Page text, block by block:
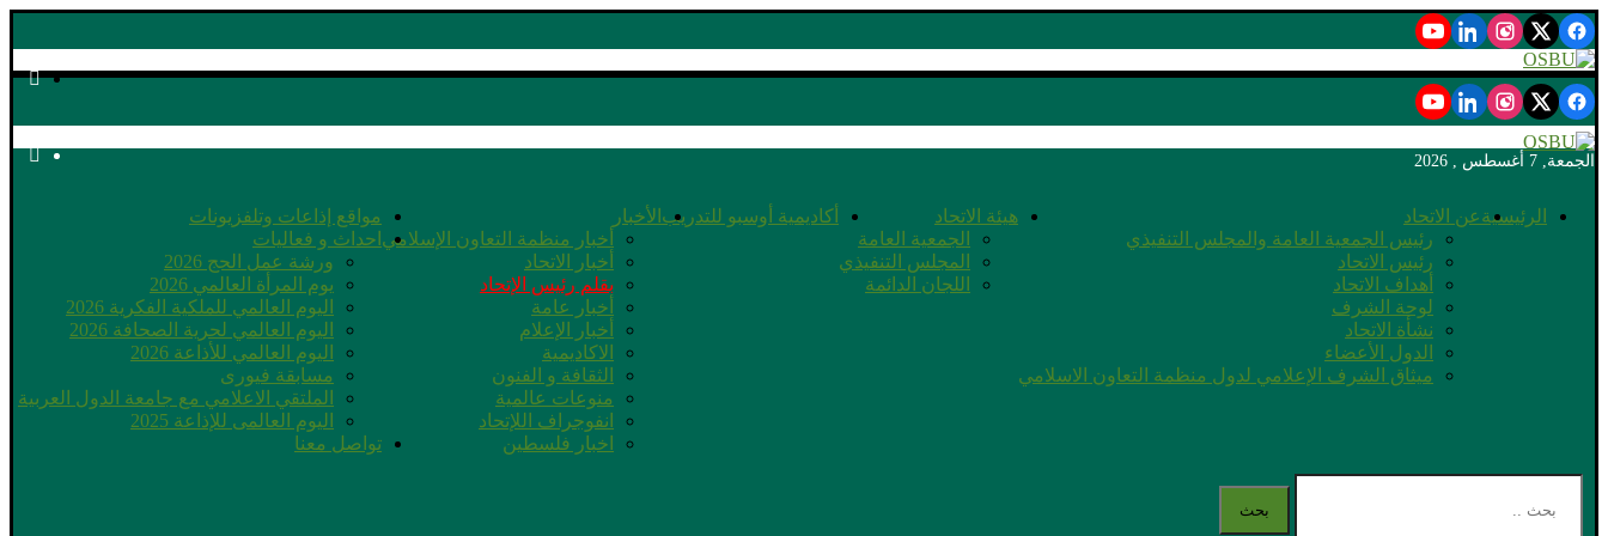
الرئيسيةعن الاتحاد
رئيس الجمعية العامة والمجلس التنفيذي
رئيس الاتحاد
أهداف الاتحاد
لوحة الشرف
نشأة الاتحاد
الدول الأعضاء
ميثاق الشرف الإعلامي لدول منظمة التعاون الاسلامي
هيئة الاتحاد
الجمعية العامة
المجلس التنفيذي
اللجان الدائمة
أكاديمية أوسبو للتدريب الأخبار
أخبار منظمة التعاون الإسلامي
أخبار الاتحاد
بقلم رئيس الإتحاد
أخبار عامة
أخبار الإعلام
الاكاديمية
الثقافة و الفنون
منوعات عالمية
انفوجراف اللإتحاد
اخبار فلسطين
مواقع إذاعات وتلفزيونات
احداث و فعاليات
ورشة عمل الحج 2026
يوم المرأة العالمي 2026
اليوم العالمي للملكية الفكرية 2026
اليوم العالمي لحرية الصحافة 2026
اليوم العالمي للأذاعة 2026
مسابقة فيورى
الملتقي الاعلامي مع جامعة الدول العربية
اليوم العالمى للإذاعة 2025
تواصل معنا
الجمعة, 7 أغسطس , 2026
بحث